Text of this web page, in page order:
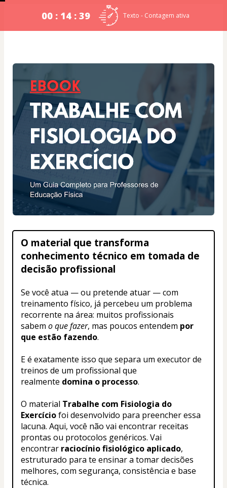
00 : 14 : 39 Texto - Contagem ativa
O material que transforma
conhecimento técnico em tomada de
decisão profissional
Se você atua — ou pretende atuar — com
treinamento físico, já percebeu um problema
recorrente na área: muitos profissionais
sabem o que fazer, mas poucos entendem por
que estão fazendo.
E é exatamente isso que separa um executor de
treinos de um profissional que
realmente domina o processo.
O material Trabalhe com Fisiologia do
Exercício foi desenvolvido para preencher essa
lacuna. Aqui, você não vai encontrar receitas
prontas ou protocolos genéricos. Vai
encontrar raciocínio fisiológico aplicado,
estruturado para te ensinar a tomar decisões
melhores, com segurança, consistência e base
técnica.